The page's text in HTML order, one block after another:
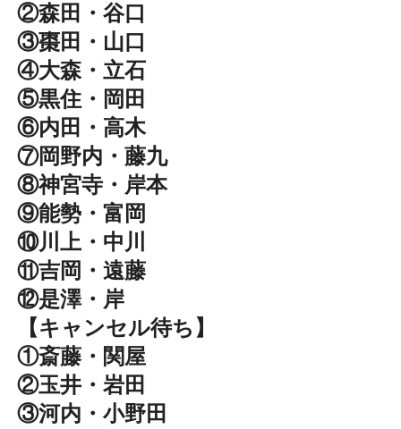
②森田・谷口
③棗田・山口
④大森・立石
⑤黒住・岡田
⑥内田・高木
⑦岡野内・藤九
⑧神宮寺・岸本
⑨能勢・富岡
⑩川上・中川
⑪吉岡・遠藤
⑫是澤・岸
【キャンセル待ち】
①斎藤・関屋
②玉井・岩田
③河内・小野田